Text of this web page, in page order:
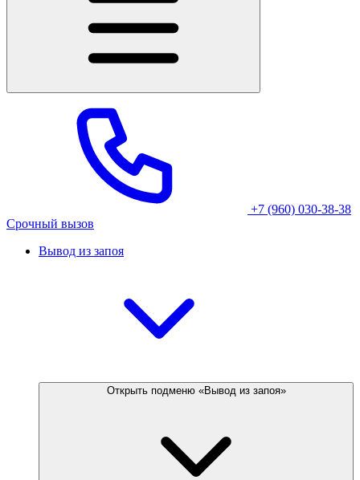
+7 (960) 030-38-38
Срочный вызов
Вывод из запоя
Открыть подменю «Вывод из запоя»